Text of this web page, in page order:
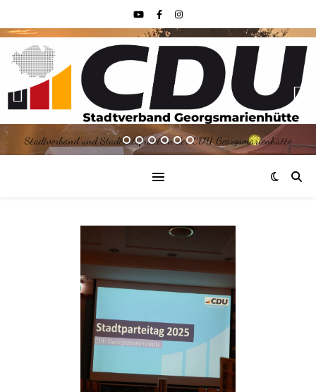
Stadtverband und Stadtratsfraktion der CDU Georgsmarienhütte